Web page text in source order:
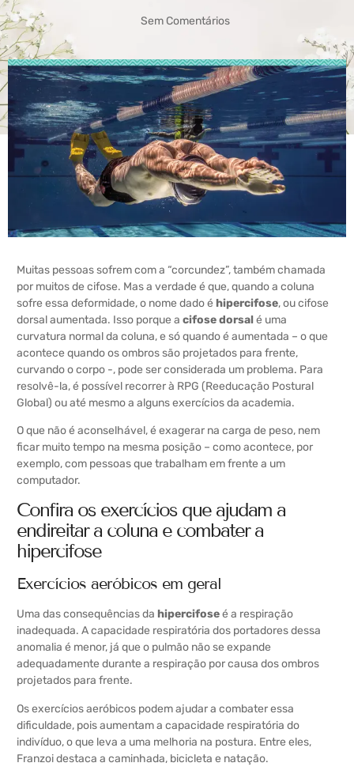
Sem Comentários
Muitas pessoas sofrem com a “corcundez”, também chamada
por muitos de cifose. Mas a verdade é que, quando a coluna
sofre essa deformidade, o nome dado é hipercifose, ou cifose
dorsal aumentada. Isso porque a cifose dorsalé uma
curvatura normal da coluna, e só quando é aumentada – o que
acontece quando os ombros são projetados para frente,
curvando o corpo -, pode ser considerada um problema. Para
resolvê-la, é possível recorrer à RPG (Reeducação Postural
Global) ou até mesmo a alguns exercícios da academia.
O que não é aconselhável, é exagerar na carga de peso, nem
ficar muito tempo na mesma posição – como acontece, por
exemplo, com pessoas que trabalham em frente a um
computador.
Confira os exercícios que ajudam a
endireitar a coluna e combater a
hipercifose
Exercícios aeróbicos em geral
Uma das consequências da hipercifoseé a respiração
inadequada. A capacidade respiratória dos portadores dessa
anomalia é menor, já que o pulmão não se expande
adequadamente durante a respiração por causa dos ombros
projetados para frente.
Os exercícios aeróbicos podem ajudar a combater essa
dificuldade, pois aumentam a capacidade respiratória do
indivíduo, o que leva a uma melhoria na postura. Entre eles,
Franzoi destaca a caminhada, bicicleta e natação.